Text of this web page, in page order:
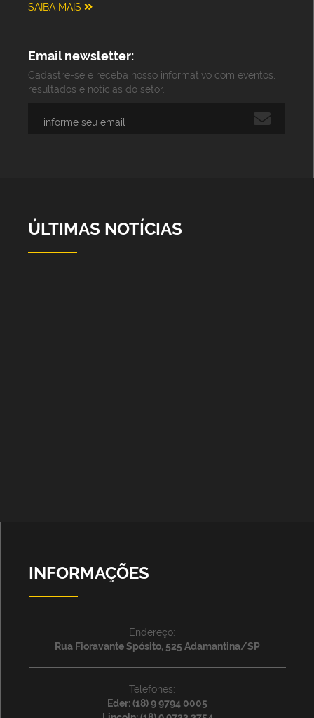
SAIBA MAIS
Email newsletter:
Cadastre-se e receba nosso informativo com eventos,
resultados e notícias do setor.
ÚLTIMAS NOTÍCIAS
INFORMAÇÕES
Endereço:
Rua Fioravante Spósito, 525 Adamantina/SP
Telefones:
Eder: (18) 9 9794 0005